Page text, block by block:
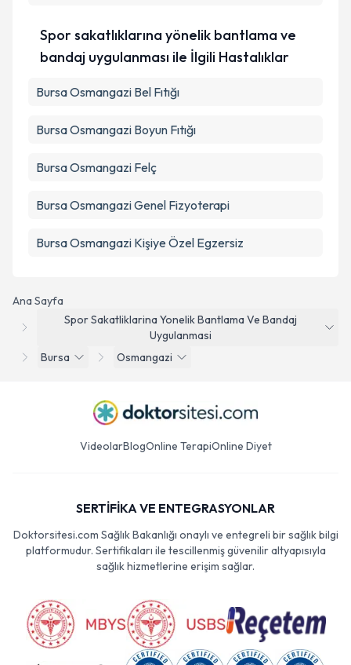
Ana Sayfa
Spor Sakatliklarina Yonelik Bantlama Ve Bandaj
Uygulanmasi
Bursa
Osmangazi
Spor sakatlıklarına yönelik bantlama ve
bandaj uygulanması ile İlgili Hastalıklar
Bursa Osmangazi Bel Fıtığı
Bursa Osmangazi Boyun Fıtığı
Bursa Osmangazi Felç
Bursa Osmangazi Genel Fizyoterapi
Bursa Osmangazi Kişiye Özel Egzersiz
VideolarBlogOnline TerapiOnline Diyet
SERTİFİKA VE ENTEGRASYONLAR
Doktorsitesi.com Sağlık Bakanlığı onaylı ve entegreli bir sağlık bilgi
platformudur. Sertifikaları ile tescillenmiş güvenilir altyapısıyla
sağlık hizmetlerine erişim sağlar.